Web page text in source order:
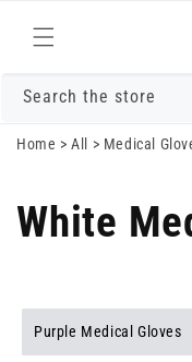
direttamente
ai contenuti
Search the store
Home >All > Medical
White
Purple Medical Gloves